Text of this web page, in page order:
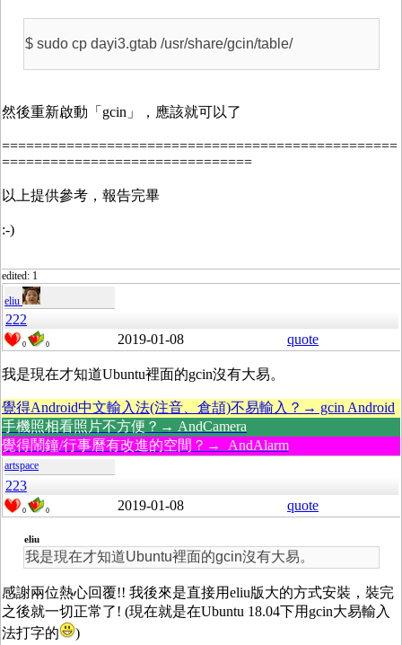
$ sudo cp dayi3.gtab /usr/share/gcin/table/
然後重新啟動「gcin」，應該就可以了
=================================================
===============================
以上提供參考，報告完畢
:-)
edited: 1
eliu
222
0 0 2019-01-08 quote
我是現在才知道Ubuntu裡面的gcin沒有大易。
覺得Android中文輸入法(注音、倉頡)不易輸入？→ gcin Android
手機照相看照片不方便？→ AndCamera
覺得鬧鐘/行事曆有改進的空間？→ AndAlarm
artspace
223
0 0 2019-01-08 quote
eliu
我是現在才知道Ubuntu裡面的gcin沒有大易。
感謝兩位熱心回覆!! 我後來是直接用eliu版大的方式安裝，裝完
之後就一切正常了! (現在就是在Ubuntu 18.04下用gcin大易輸入
法打字的
)